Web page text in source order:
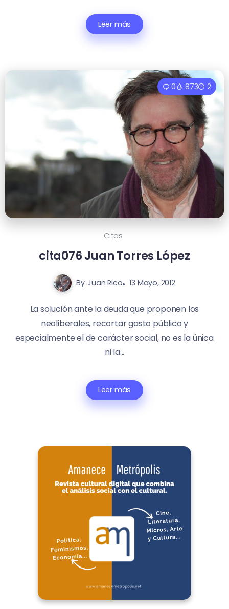
Leer más
0 873 2
Citas
cita076 Juan Torres López
By Juan Rico 13 Mayo, 2012
La solución ante la deuda que proponen los
neoliberales, recortar gasto público y
especialmente el de carácter social, no es la única
ni la...
Leer más